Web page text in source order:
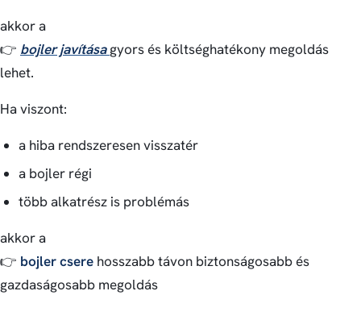
akkor a
👉 bojler javításagyors és költséghatékony megoldás
lehet.
Ha viszont:
a hiba rendszeresen visszatér
a bojler régi
több alkatrész is problémás
akkor a
👉 bojler csere hosszabb távon biztonságosabb és
gazdaságosabb megoldás